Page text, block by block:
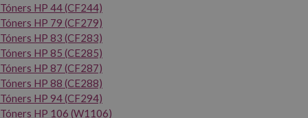
Tóners HP 44 (CF244)
Tóners HP 79 (CF279)
Tóners HP 83 (CF283)
Tóners HP 85 (CE285)
Tóners HP 87 (CF287)
Tóners HP 88 (CE288)
Tóners HP 94 (CF294)
Tóners HP 106 (W1106)